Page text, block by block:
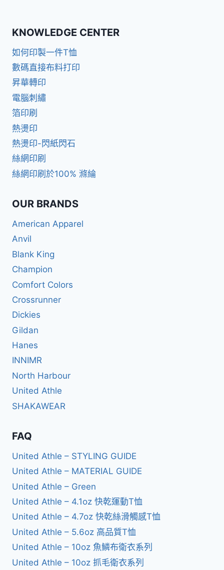
KNOWLEDGE CENTER
如何印製一件T恤
數碼直接布料打印
昇華轉印
電腦刺繡
箔印刷
熱燙印
熱燙印-閃紙閃石
絲網印刷
絲網印刷於100% 滌綸
OUR BRANDS
American Apparel
Anvil
Blank King
Champion
Comfort Colors
Crossrunner
Dickies
Gildan
Hanes
INNIMR
North Harbour
United Athle
SHAKAWEAR
FAQ
United Athle – STYLING GUIDE
United Athle – MATERIAL GUIDE
United Athle – Green
United Athle – 4.1oz 快乾運動T恤
United Athle – 4.7oz 快乾絲滑觸感T恤
United Athle – 5.6oz 高品質T恤
United Athle – 10oz 魚鱗布衛衣系列
United Athle – 10oz 抓毛衛衣系列